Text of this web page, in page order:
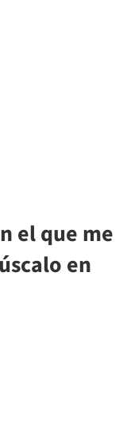
el que me
en